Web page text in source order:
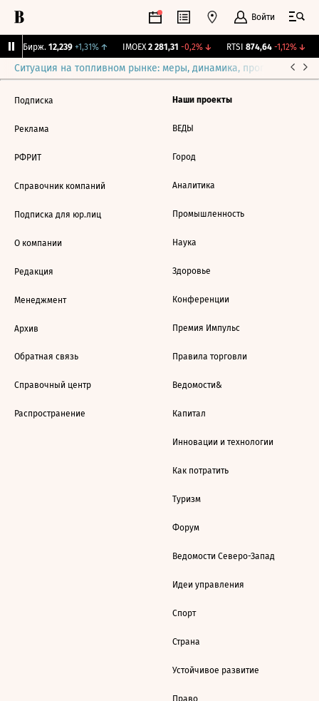
Войти
CNY Бирж. 12,239 +1,31%↑ IMOEX 2 281,31 -0,2%↓ RTSI 874,64 -1,12%↓
Ситуация на топливном рынке: меры, динамика, прогнозы
Подписка
Реклама
РФРИТ
Справочник компаний
Подписка для юр.лиц
О компании
Редакция
Менеджмент
Архив
Обратная связь
Справочный центр
Распространение
Наши проекты
ВЕДЫ
Город
Аналитика
Промышленность
Наука
Здоровье
Конференции
Премия Импульс
Правила торговли
Ведомости&
Капитал
Инновации и технологии
Как потратить
Туризм
Форум
Ведомости Северо-Запад
Идеи управления
Спорт
Страна
Устойчивое развитие
Право